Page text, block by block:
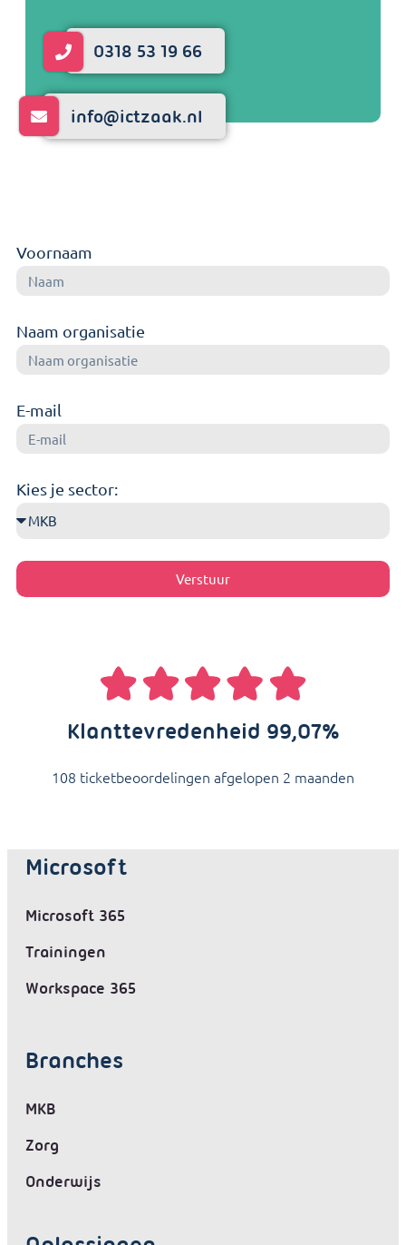
0318 53 19 66
info@ictzaak.nl
Voornaam
Naam organisatie
E-mail
Kies je sector:
Verstuur
Klanttevredenheid 99,07%
108 ticketbeoordelingen afgelopen 2 maanden
Microsoft
Microsoft 365
Trainingen
Workspace 365
Branches
MKB
Zorg
Onderwijs